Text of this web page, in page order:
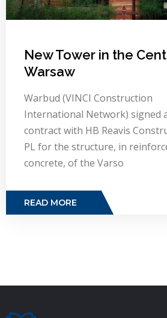
New Tower in the
Warsaw
Warbud (VINCI Construction
International Network) signed
contract with HB Reavis
PL for the structure, in
concrete, of the Varso
READ MORE